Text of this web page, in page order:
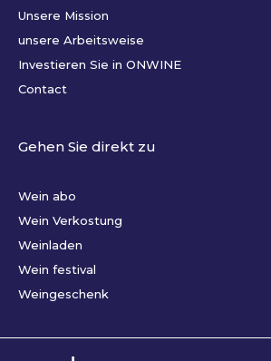
Unsere Mission
unsere Arbeitsweise
Investieren Sie in ONWINE
Contact
Gehen Sie direkt zu
Wein abo
Wein Verkostung
Weinladen
Wein festival
Weingeschenk